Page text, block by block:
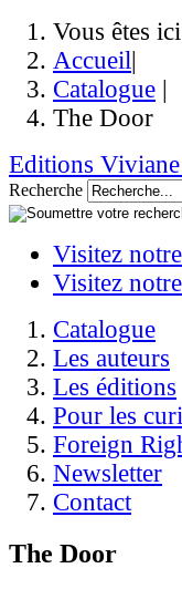
Vous êtes
Accueil|
Catalogue |
The Door
Editions
Recherche
Visitez
Visitez
Catalogue
Les auteurs
Les éditions
Pour les
Foreign
Newsletter
Contact
The Door